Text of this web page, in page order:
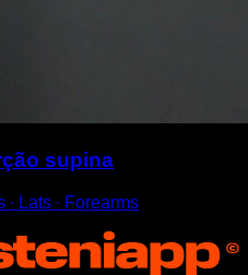
supina
∙ Lats ∙ Forearms